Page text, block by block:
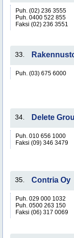
Puh. (02) 236 3555
Puh. 0400 522 855
Faksi (02) 236 3551
33.
Puh. (03) 675 6000
34. Delete
Puh. 010 656 1000
Faksi (09) 346 3479
35. Contria Oy
Puh. 029 000 1032
Puh. 0500 263 150
Faksi (06) 317 0069